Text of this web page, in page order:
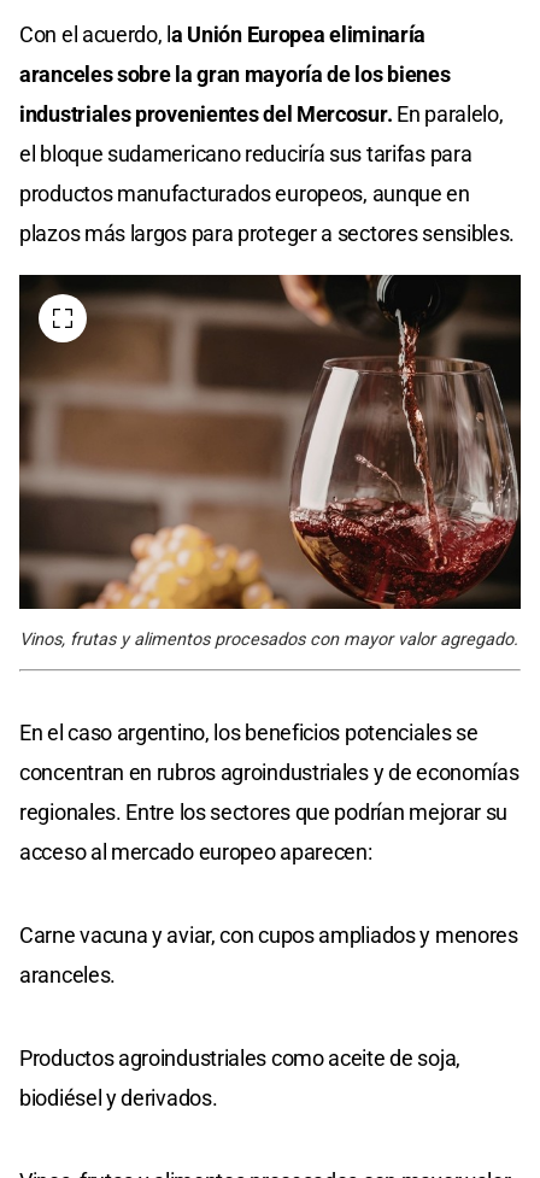
Con el acuerdo, la Unión Europea eliminaría
aranceles sobre la gran mayoría de los bienes
industriales provenientes del Mercosur. En paralelo,
el bloque sudamericano reduciría sus tarifas para
productos manufacturados europeos, aunque en
plazos más largos para proteger a sectores sensibles.
Vinos, frutas y alimentos procesados con mayor valor agregado.
En el caso argentino, los beneficios potenciales se
concentran en rubros agroindustriales y de economías
regionales. Entre los sectores que podrían mejorar su
acceso al mercado europeo aparecen:
Carne vacuna y aviar, con cupos ampliados y menores
aranceles.
Productos agroindustriales como aceite de soja,
biodiésel y derivados.